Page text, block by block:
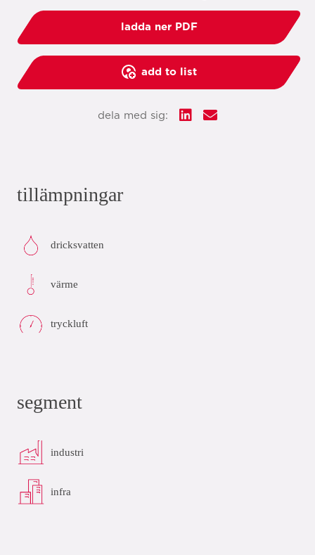
ladda ner PDF
add to list
dela med sig:
tillämpningar
dricksvatten
värme
tryckluft
segment
industri
infra